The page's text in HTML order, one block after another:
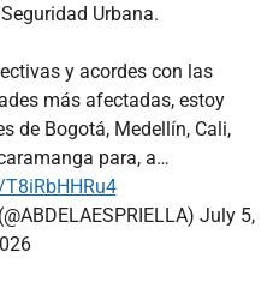
Urbana.
y acordes con las
más afectadas, estoy
de Bogotá, Medellín, Cali,
para, a…
July 5,